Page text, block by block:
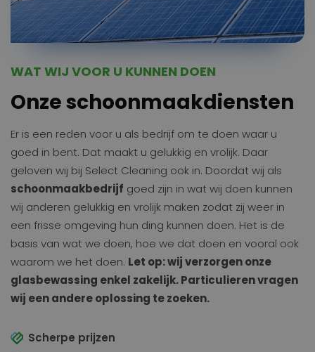
WAT WIJ VOOR U KUNNEN DOEN
Onze schoonmaakdiensten
Er is een reden voor u als bedrijf om te doen waar u
goed in bent. Dat maakt u gelukkig en vrolijk. Daar
geloven wij bij Select Cleaning ook in. Doordat wij als
schoonmaakbedrijf goed zijn in wat wij doen kunnen
wij anderen gelukkig en vrolijk maken zodat zij weer in
een frisse omgeving hun ding kunnen doen. Het is de
basis van wat we doen, hoe we dat doen en vooral ook
waarom we het doen. Let op: wij verzorgen onze
glasbewassing enkel zakelijk. Particulieren vragen
wij een andere oplossing te zoeken.
Scherpe prijzen